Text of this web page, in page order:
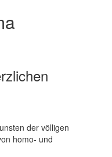
der völligen
homo- und